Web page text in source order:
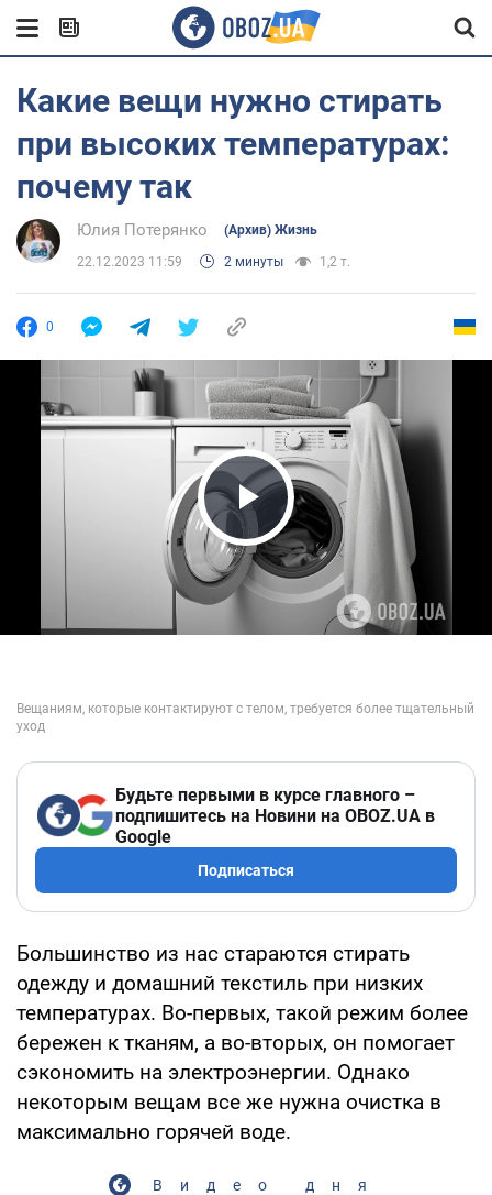
Какие вещи нужно стирать
при высоких температурах:
почему так
Юлия Потерянко (Архив) Жизнь
22.12.2023 11:59 2 минуты 1,2 т.
0
Play Video
Будьте первыми в курсе главного –
подпишитесь на Новини на OBOZ.UA в
Google
Подписаться
Большинство из нас стараются стирать
одежду и домашний текстиль при низких
температурах. Во-первых, такой режим более
бережен к тканям, а во-вторых, он помогает
сэкономить на электроэнергии. Однако
некоторым вещам все же нужна очистка в
максимально горячей воде.
Видео дня